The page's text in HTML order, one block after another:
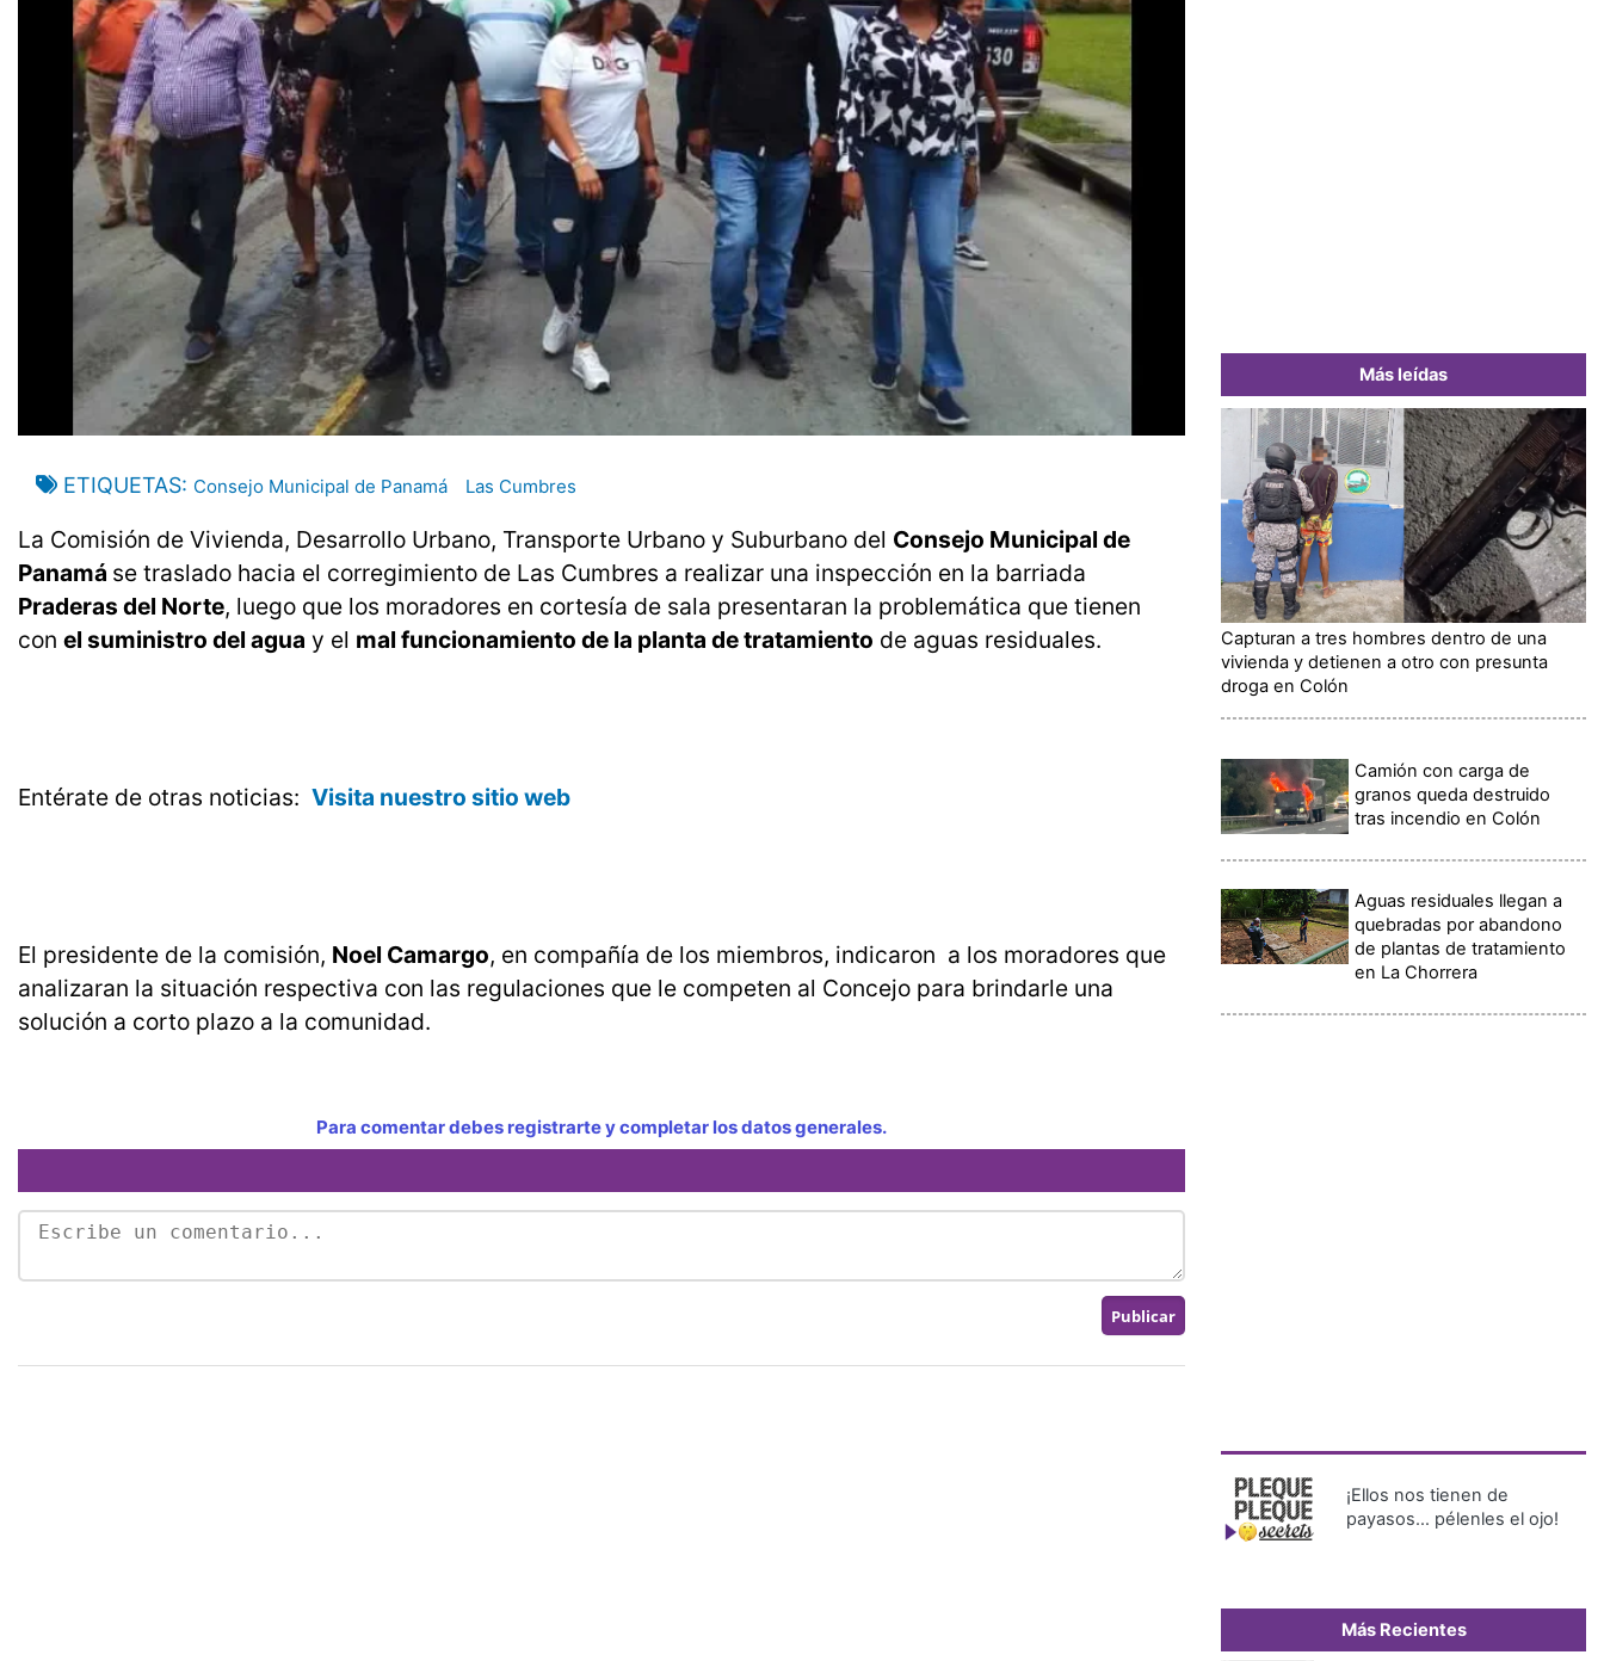
ETIQUETAS Consejo Municipal de Panamá Las Cumbres
La Comisión de Vivienda, Desarrollo Urbano, Transporte Urbano y Suburbano del Consejo Municipal de
Panamá se traslado hacia el corregimiento de Las Cumbres a realizar una inspección en la barriada
Praderas del Norte, luego que los moradores en cortesía de sala presentaran la problemática que tienen
con el suministro del agua y el mal funcionamiento de la planta de tratamiento de aguas residuales.
Entérate de otras noticias: Visita nuestro sitio web
El presidente de la comisión, Noel Camargo, en compañía de los miembros, indicaron a los moradores que
analizaran la situación respectiva con las regulaciones que le competen al Concejo para brindarle una
solución a corto plazo a la comunidad.
Para comentar debes registrarte y completar los datos generales.
Más leídas
Capturan a tres hombres dentro de una
vivienda y detienen a otro con presunta
droga en Colón
Camión con carga de
granos queda destruido
tras incendio en Colón
Aguas residuales llegan a
quebradas por abandono
de plantas de tratamiento
en La Chorrera
¡Ellos nos tienen de
payasos… pélenles el ojo!
Más Recientes